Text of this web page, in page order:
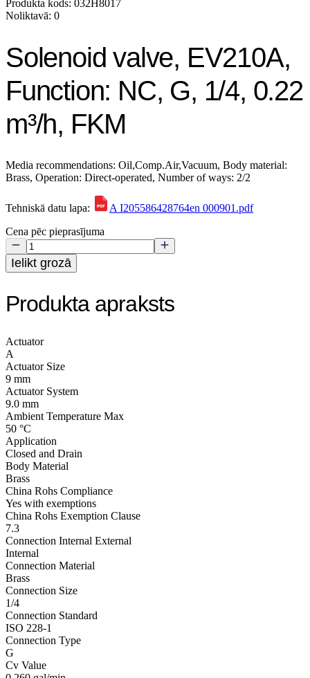
Produkta kods: 032H8017
Noliktavā: 0
Solenoid valve, EV210A,
Function: NC, G, 1/4, 0.22
m³/h, FKM
Media recommendations: Oil,Comp.Air,Vacuum, Body material:
Brass, Operation: Direct-operated, Number of ways: 2/2
Tehniskā datu lapa:
A I205586428764en 000901.pdf
Cena pēc pieprasījuma
Ielikt grozā
Produkta apraksts
Actuator
A
Actuator Size
9 mm
Actuator System
9.0 mm
Ambient Temperature Max
50 °C
Application
Closed and Drain
Body Material
Brass
China Rohs Compliance
Yes with exemptions
China Rohs Exemption Clause
7.3
Connection Internal External
Internal
Connection Material
Brass
Connection Size
1/4
Connection Standard
ISO 228-1
Connection Type
G
Cv Value